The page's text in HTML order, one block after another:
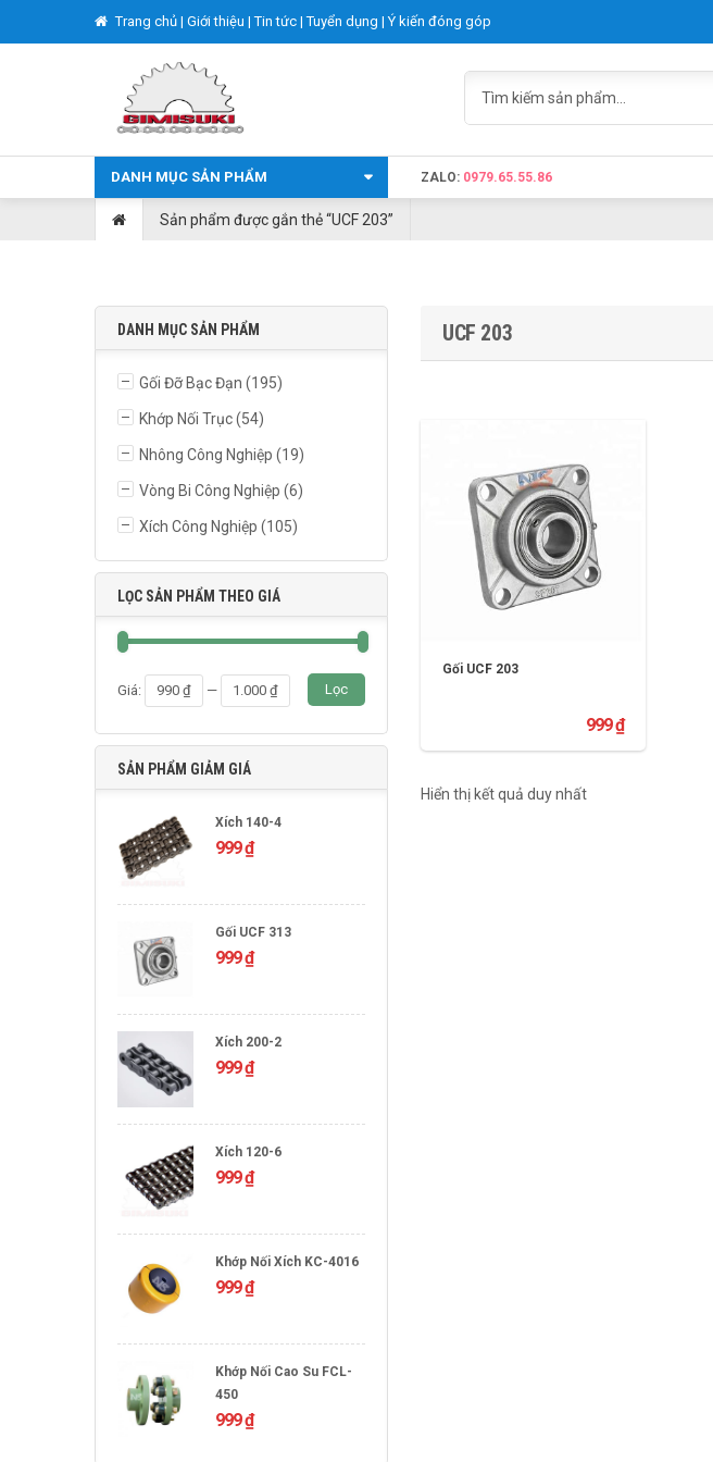
Trang chủ | Giới thiệu |Tin tức |Tuyển dụng |Ý kiến đóng góp
DANH MỤC SẢN PHẨM ZALO: 0979.65.55.86
Sản phẩm được gắn thẻ “UCF 203”
DANH MỤC SẢN PHẨM
Gối Đỡ Bạc Đạn (195)
Khớp Nối Trục(54)
Nhông Công Nghiệp (19)
Vòng Bi Công Nghiệp (6)
Xích Công Nghiệp (105)
LỌC SẢN PHẨM THEO GIÁ
nhất
nhất
Lọc
Giá: 990 ₫ — 1.000 ₫
SẢN PHẨM GIẢM GIÁ
Xích 140-4
999₫
Gối UCF 313
999₫
Xích 200-2
999₫
Xích 120-6
999₫
Khớp Nối Xích KC-4016
999₫
Khớp Nối Cao Su FCL-
450
999₫
UCF 203
Gối UCF 203
999₫
Hiển thị kết quả duy nhất